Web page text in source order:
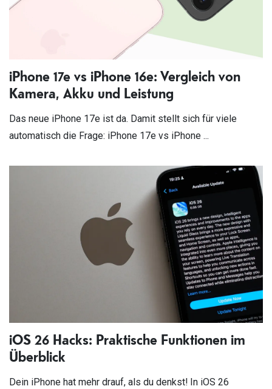
iPhone 17e vs iPhone 16e: Vergleich von
Kamera, Akku und Leistung
Das neue iPhone 17e ist da. Damit stellt sich für viele
automatisch die Frage: iPhone 17e vs iPhone ...
iOS 26 Hacks: Praktische Funktionen im
Überblick
Dein iPhone hat mehr drauf, als du denkst! In iOS 26